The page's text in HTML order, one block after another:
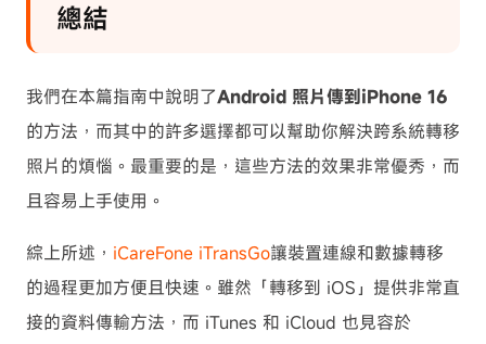
總結
我們在本篇指南中說明了Android 照片傳到iPhone 16
的方法，而其中的許多選擇都可以幫助你解決跨系統轉移
照片的煩惱。最重要的是，這些方法的效果非常優秀，而
且容易上手使用。
綜上所述， iCareFone iTransGo讓裝置連線和數據轉移
的過程更加方便且快速。雖然「轉移到 iOS」提供非常直
接的資料傳輸方法，而 iTunes 和 iCloud 也見容於